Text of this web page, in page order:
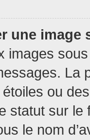
une image
images
La
ou
statut sur
le nom